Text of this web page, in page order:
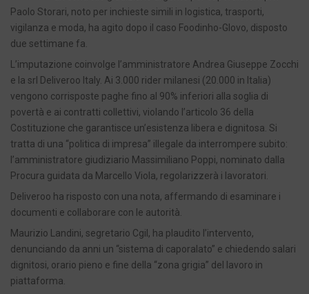
Paolo Storari, noto per inchieste simili in logistica, trasporti,
vigilanza e moda, ha agito dopo il caso Foodinho-Glovo, disposto
due settimane fa.
L’imputazione coinvolge l’amministratore Andrea Giuseppe Zocchi
e la srl Deliveroo Italy. Ai 3.000 rider milanesi (20.000 in Italia)
vengono corrisposte paghe fino al 90% inferiori alla soglia di
povertà e ai contratti collettivi, violando l’articolo 36 della
Costituzione che garantisce un’esistenza libera e dignitosa. Si
tratta di una “politica di impresa” illegale da interrompere subito:
l’amministratore giudiziario Massimiliano Poppi, nominato dalla
Procura guidata da Marcello Viola, regolarizzerà i lavoratori.
Deliveroo ha risposto con una nota, affermando di esaminare i
documenti e collaborare con le autorità.
Maurizio Landini, segretario Cgil, ha plaudito l’intervento,
denunciando da anni un “sistema di caporalato” e chiedendo salari
dignitosi, orario pieno e fine della “zona grigia” del lavoro in
piattaforma.